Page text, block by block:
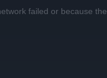
failed or because the